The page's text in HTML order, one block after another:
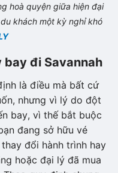
hoà quyện giữa hiện đại
khách một kỳ nghỉ khó
bay đi Savannah
là điều mà bất cứ
nhưng vì lý do đột
bay, vì thế bắt buộc
đang sở hữu vé
đổi hành trình hay
hoặc đại lý đã mua